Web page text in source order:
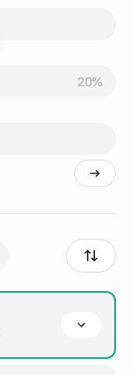
20%